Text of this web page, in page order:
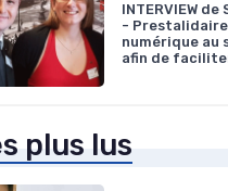
INTERVIEW
-
numérique au
afin de
plus lus